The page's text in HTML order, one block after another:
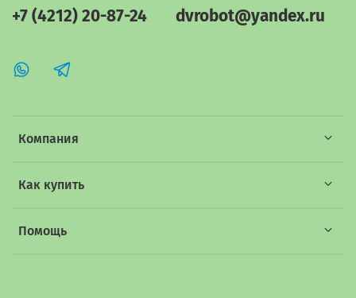
Компания
Как купить
Помощь
+7 (4212) 20-87-24 dvrobot@yandex.ru